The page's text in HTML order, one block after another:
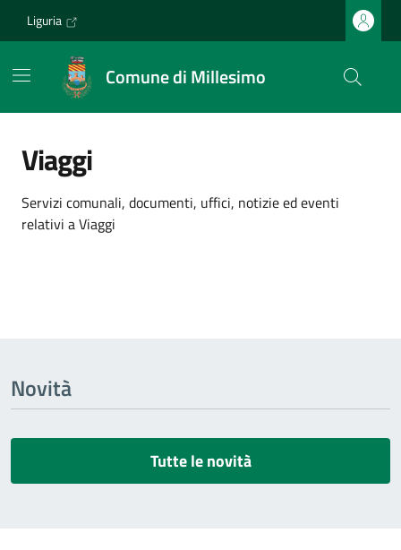
Liguria
Comune di Millesimo
Viaggi
Dettagli dell'argomento
Servizi comunali, documenti, uffici, notizie ed eventi
relativi a Viaggi
Novità
Tutte le novità